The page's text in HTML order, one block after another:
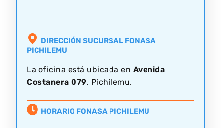
DIRECCIÓN SUCURSAL FONASA
PICHILEMU
La oficina está ubicada en Avenida
Costanera 079, Pichilemu.
HORARIO FONASA PICHILEMU